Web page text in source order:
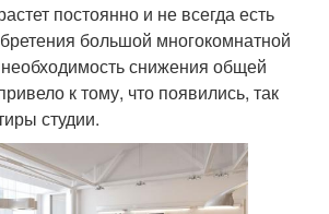
постоянно и не всегда есть
большой многокомнатной
снижения общей
к тому, что появились, так
студии.